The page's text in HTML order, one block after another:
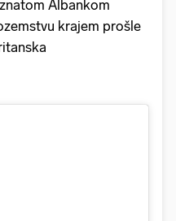
Albankom
krajem prošle